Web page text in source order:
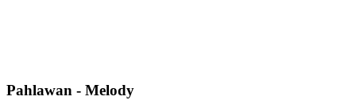
Pahlawan - Melody